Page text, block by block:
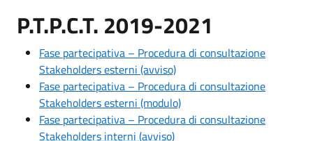
P.T.P.C.T. 2019-2021
Fase partecipativa – Procedura di consultazione
Stakeholders esterni (avviso)
Fase partecipativa – Procedura di consultazione
Stakeholders esterni (modulo)
Fase partecipativa – Procedura di consultazione
Stakeholders interni (avviso)